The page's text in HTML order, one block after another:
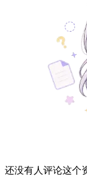
还没有人评论这个